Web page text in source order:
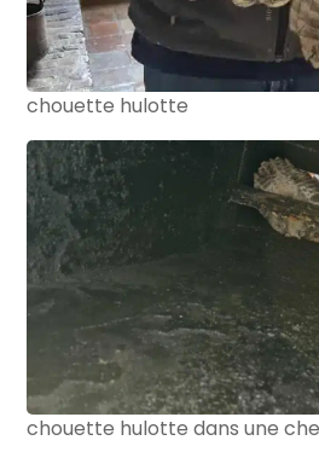
chouette hulotte
chouette hulotte dans une